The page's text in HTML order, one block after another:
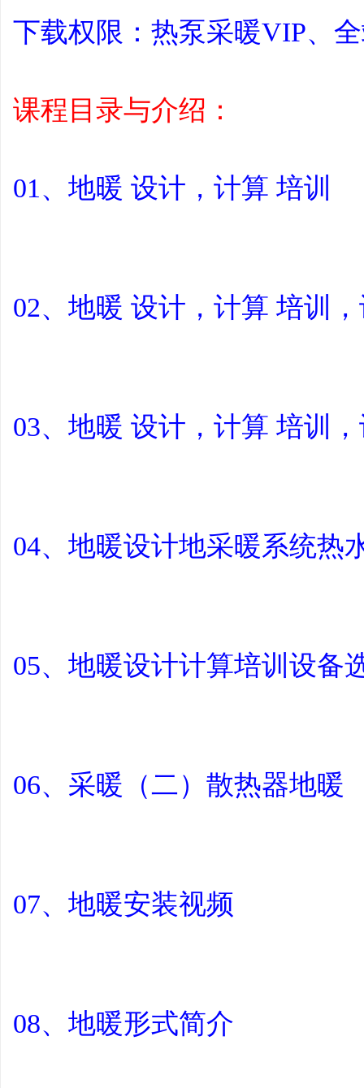
下载权限：热泵采暖VIP、
课程目录与介绍：
01、地暖 设计，计算 培训
02、地暖 设计，计算 培训
03、地暖 设计，计算 培训
04、地暖设计地采暖系统热
05、地暖设计计算培训设备
06、采暖（二）散热器地暖
07、地暖安装视频
08、地暖形式简介